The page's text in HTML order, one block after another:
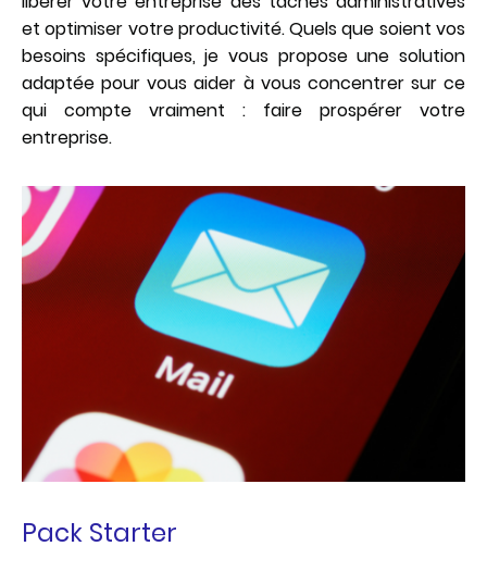
et optimiser votre productivité. Quels que soient vos
besoins spécifiques, je vous propose une solution
adaptée pour vous aider à vous concentrer sur ce
qui compte vraiment : faire prospérer votre
entreprise.
Pack Starter